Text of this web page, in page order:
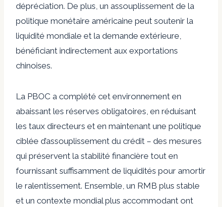
dépréciation. De plus, un assouplissement de la
politique monétaire américaine peut soutenir la
liquidité mondiale et la demande extérieure,
bénéficiant indirectement aux exportations
chinoises.
La PBOC a complété cet environnement en
abaissant les réserves obligatoires, en réduisant
les taux directeurs et en maintenant une politique
ciblée d’assouplissement du crédit – des mesures
qui préservent la stabilité financière tout en
fournissant suffisamment de liquidités pour amortir
le ralentissement. Ensemble, un RMB plus stable
et un contexte mondial plus accommodant ont